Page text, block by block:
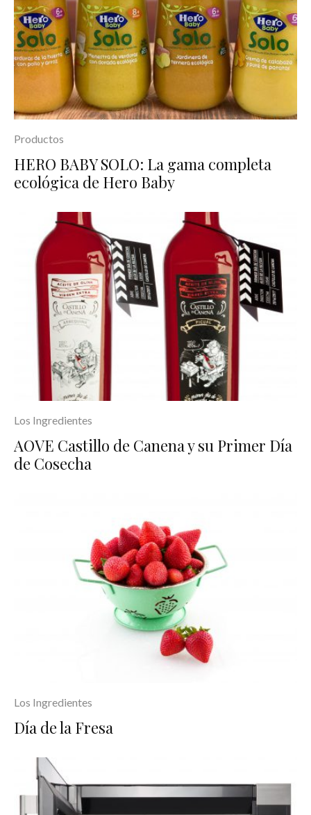
Productos
HERO BABY SOLO: La gama completa
ecológica de Hero Baby
Los Ingredientes
AOVE Castillo de Canena y su Primer Día
de Cosecha
Los Ingredientes
Día de la Fresa